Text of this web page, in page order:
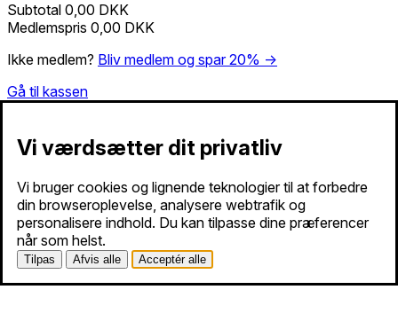
Subtotal 0,00 DKK
Medlemspris 0,00 DKK
Ikke medlem? Bliv medlem og spar 20% →
Gå til kassen
Vi værdsætter dit privatliv
Vi bruger cookies og lignende teknologier til at forbedre
din browseroplevelse, analysere webtrafik og
personalisere indhold. Du kan tilpasse dine præferencer
når som helst.
Tilpas Afvis alle Acceptér alle